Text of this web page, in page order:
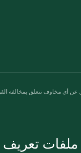
أي مخاوف تتعلق بمخالفة
تعريف